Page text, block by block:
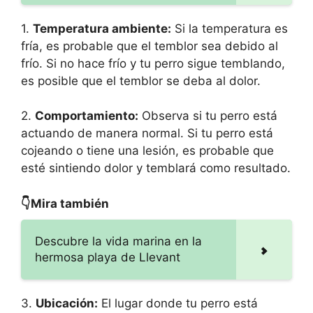
1. Temperatura ambiente: Si la temperatura es
fría, es probable que el temblor sea debido al
frío. Si no hace frío y tu perro sigue temblando,
es posible que el temblor se deba al dolor.
2. Comportamiento: Observa si tu perro está
actuando de manera normal. Si tu perro está
cojeando o tiene una lesión, es probable que
esté sintiendo dolor y temblará como resultado.
👇Mira también
Descubre la vida marina en la
hermosa playa de Llevant
3. Ubicación: El lugar donde tu perro está